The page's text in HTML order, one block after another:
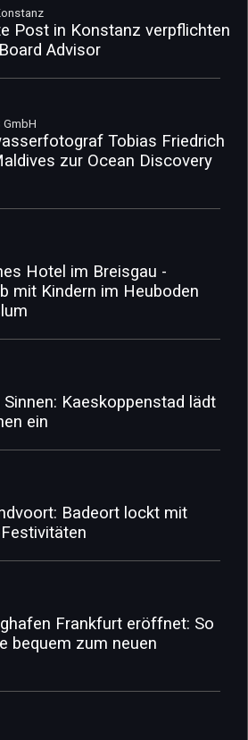
Post in Konstanz verpflichten
Advisor
GmbH
Tobias Friedrich
zur Ocean Discovery
Hotel im Breisgau -
mit Kindern im Heuboden
Kaeskoppenstad lädt
ein
Badeort lockt mit
Frankfurt eröffnet: So
bequem zum neuen